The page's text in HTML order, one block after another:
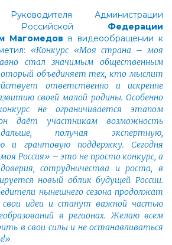
Руководителя Администрации
Российской Федерации
Магомедов в видеообращении к
«Конкурс «Моя страна – моя
стал значимым общественным
объединяет тех, кто мыслит
ответственно и искренне
своей малой родины. Особенно
не ограничивается этапом
даёт участникам возможность
получая экспертную,
и грантовую поддержку. Сегодня
Россия» – это не просто конкурс, а
сотрудничества и роста, в
новый облик будущей России.
нынешнего сезона продолжат
свои идеи и станут важной частью
в регионах. Желаю всем
в свои силы и не останавливаться
.